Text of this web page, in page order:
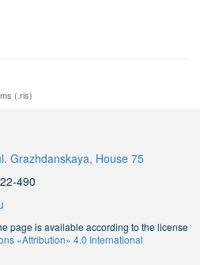
(.ris)
Grazhdanskaya, House 75
490
page is available according to the license
«Attribution» 4.0 International